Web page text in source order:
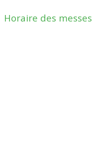
Horaire des messes